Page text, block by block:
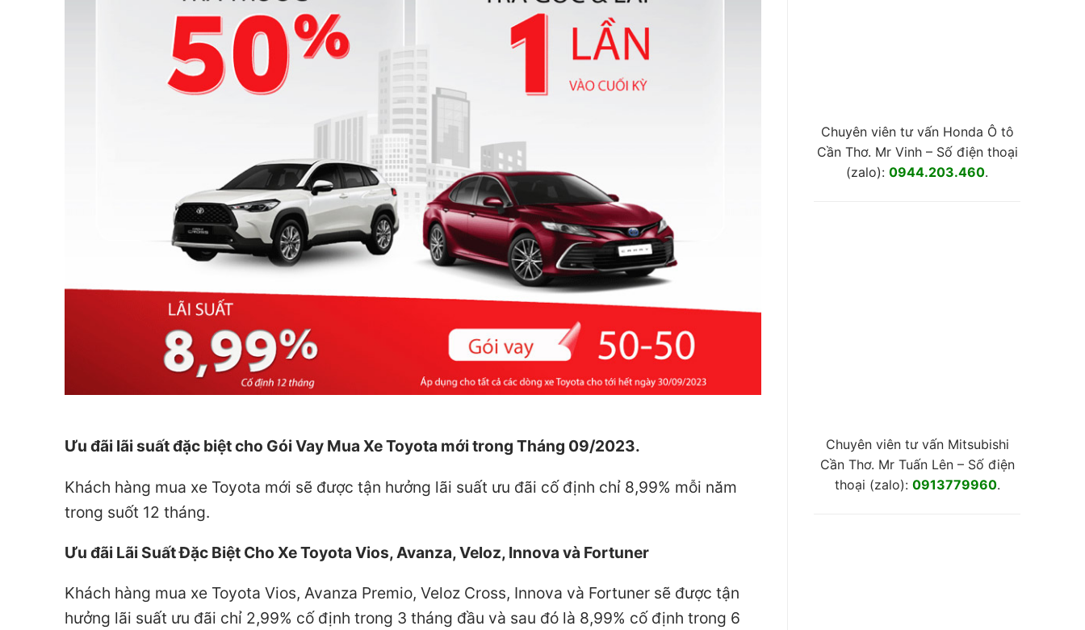
Ưu đãi lãi suất đặc biệt cho Gói Vay Mua Xe Toyota mới trong Tháng 09/2023.
Khách hàng mua xe Toyota mới sẽ được tận hưởng lãi suất ưu đãi cố định chỉ 8,99% mỗi năm
trong suốt 12 tháng.
Ưu đãi Lãi Suất Đặc Biệt Cho Xe Toyota Vios, Avanza, Veloz, Innova và Fortuner
Khách hàng mua xe Toyota Vios, Avanza Premio, Veloz Cross, Innova và Fortuner sẽ được tận
hưởng lãi suất ưu đãi chỉ 2,99% cố định trong 3 tháng đầu và sau đó là 8,99% cố định trong 6
Chuyên viên tư vấn Honda Ô tô
Cần Thơ. Mr Vinh – Số điện thoại
(zalo): 0944.203.460.
Chuyên viên tư vấn Mitsubishi
Cần Thơ. Mr Tuấn Lên – Số điện
thoại (zalo): 0913779960.